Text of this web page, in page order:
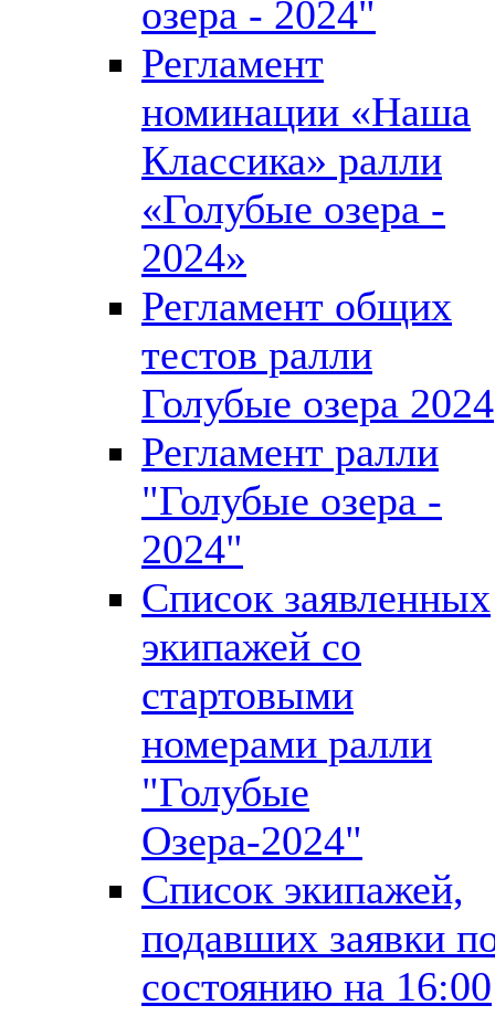
озера - 2024"
Регламент
номинации «Наша
Классика» ралли
«Голубые озера -
2024»
Регламент общих
тестов ралли
Голубые озера 2024
Регламент ралли
"Голубые озера -
2024"
Список заявленных
экипажей со
стартовыми
номерами ралли
"Голубые
Озера-2024"
Список экипажей,
подавших заявки
состоянию на 16:00